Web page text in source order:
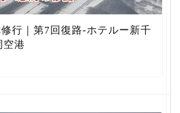
修行｜第7回復路-ホテルー新千
空港